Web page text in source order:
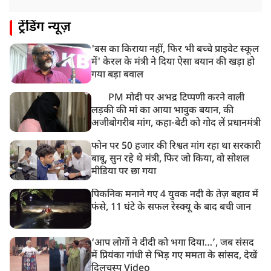
भारी हंगामे के बीच संसद की कार्यवाही दोपहर दो बजे तक के
9:38 AM
झारखंड: JPSC परीक्षा धांधली मामले में और पांच लोग गिरफ्तार,
अबतक 19 अरेस्ट
ट्रेंडिंग न्यूज़
'बस का किराया नहीं, फिर भी बच्चे प्राइवेट स्कूल
में' केरल के मंत्री ने दिया ऐसा बयान की खड़ा हो
गया बड़ा बवाल
PM मोदी पर अभद्र टिप्पणी करने वाली
लड़की की मां का आया भावुक बयान, की
अजीबोगरीब मांग, कहा-बेटी को गोद लें प्रधानमंत्री
फोन पर 50 हजार की रिश्वत मांग रहा था सरकारी
बाबू, सुन रहे थे मंत्री, फिर जो किया, वो सोशल
मीडिया पर छा गया
पिकनिक मनाने गए 4 युवक नदी के तेज़ बहाव में
फंसे, 11 घंटे के सफल रेस्क्यू के बाद बची जान
‘आप लोगों ने दीदी को भगा दिया…’, जब संसद
में प्रियंका गांधी से भिड़ गए ममता के सांसद, देखें